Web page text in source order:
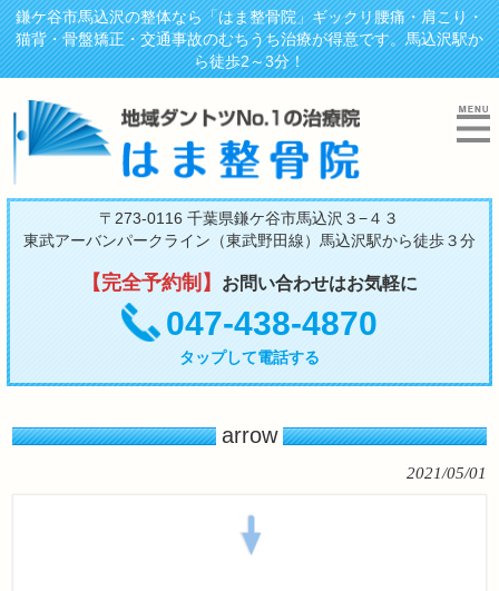
鎌ケ谷市馬込沢の整体なら「はま整骨院」ギックリ腰痛・肩こり・
猫背・骨盤矯正・交通事故のむちうち治療が得意です。馬込沢駅か
ら徒歩2～3分！
〒273-0116 千葉県鎌ケ谷市馬込沢３−４３
東武アーバンパークライン（東武野田線）馬込沢駅から徒歩３分
【完全予約制】 お問い合わせはお気軽に
047-438-4870
タップして電話する
arrow
2021/05/01